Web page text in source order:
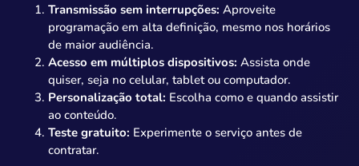
Transmissão sem interrupções: Aproveite
programação em alta definição, mesmo nos horários
de maior audiência.
Acesso em múltiplos dispositivos: Assista onde
quiser, seja no celular, tablet ou computador.
Personalização total: Escolha como e quando assistir
ao conteúdo.
Teste gratuito: Experimente o serviço antes de
contratar.